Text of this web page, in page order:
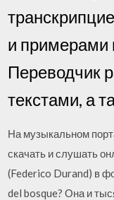
и примерами
Переводчик
текстами, а
На музыкальном
скачать и слушать
(Federico Durand) в
del bosque? Она и